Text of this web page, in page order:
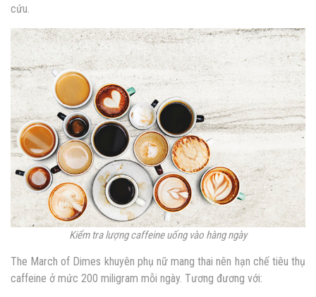
cứu.
Kiểm tra lượng caffeine uống vào hàng ngày
The March of Dimes khuyên phụ nữ mang thai nên hạn chế tiêu thụ
caffeine ở mức 200 miligram mỗi ngày. Tương đương với: